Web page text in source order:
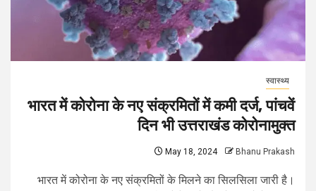
स्वास्थ्य
भारत में कोरोना के नए संक्रमितों में कमी दर्ज, पांचवें
दिन भी उत्तराखंड कोरोनामुक्त
May 18, 2024 Bhanu Prakash
भारत में कोरोना के नए संक्रमितों के मिलने का सिलसिला जारी है।